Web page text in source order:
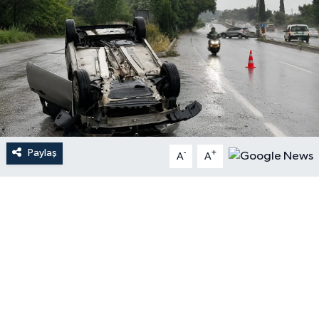
Paylaş A- A+